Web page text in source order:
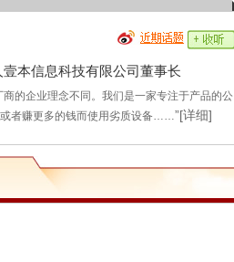
壹本信息科技有限公司董事长
商的企业理念不同。我们是一家专注于产品的公
者赚更多的钱而使用劣质设备……”[详细]